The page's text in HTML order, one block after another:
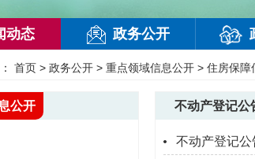
动态 政务公开
首页 > 政务公开 > 重点领域信息公开 > 住房保障
不动产登记公
不动产登记
公开